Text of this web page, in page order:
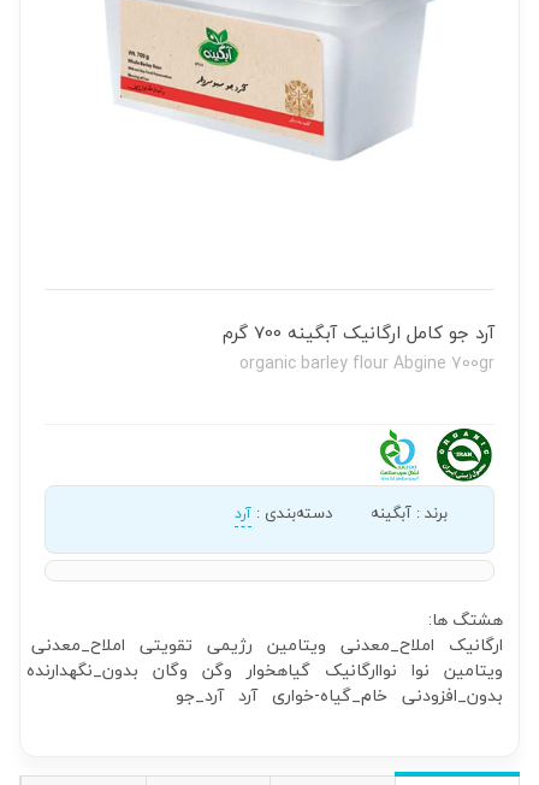
آرد جو کامل ارگانیک آبگینه 700 گرم
organic barley flour Abgine 700gr
برند: آبگینه دسته‌بندی : آرد
هشتگ ها:
ارگانیک املاح_معدنی ویتامین رژیمی تقویتی املاح_معدنی
ویتامین نوا نواارگانیک گیاهخوار وگن وگان بدون_نگهدارنده
بدون_افزودنی خام_گیاه-خواری آرد آرد_جو